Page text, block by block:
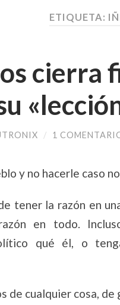
ETIQUETA:
cierra
/ 1
y no hacerle caso
tener la razón en
en todo.
qué él, o
de cualquier cosa, de